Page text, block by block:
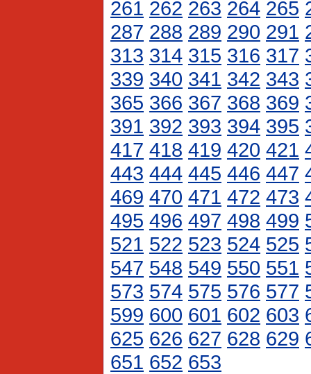
261 262 263 264 265
287 288 289 290 291
313 314 315 316 317
339 340 341 342 343
365 366 367 368 369
391 392 393 394 395
417 418 419 420 421
443 444 445 446 447
469 470 471 472 473
495 496 497 498 499
521 522 523 524 525
547 548 549 550 551
573 574 575 576 577
599 600 601 602 603
625 626 627 628 629
651 652 653